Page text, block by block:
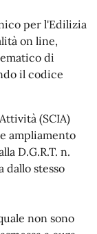
per l'Edilizia
on line,
di
il codice
(SCIA)
ampliamento
D.G.R.T. n.
dallo stesso
non sono